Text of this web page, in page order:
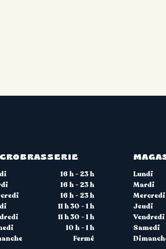
16 h - 23 h
16 h - 23 h
16 h - 23 h
11 h 30 - 1 h
11 h 30 - 1 h
10 h - 1 h
Fermé
Lundi
Mardi
Mercredi
Jeudi
Vendredi
Samedi